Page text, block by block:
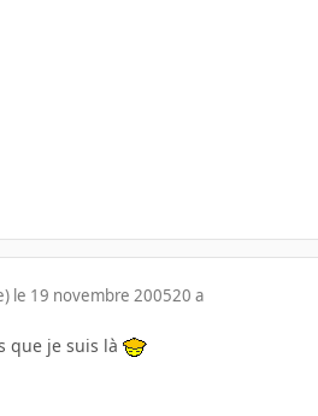
le 19 novembre 200520 a
que je suis là